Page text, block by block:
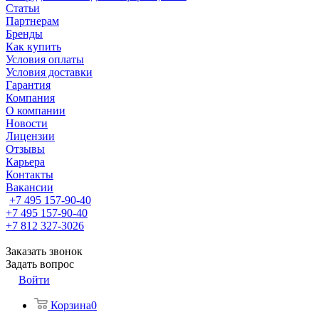
Статьи
Партнерам
Бренды
Как купить
Условия оплаты
Условия доставки
Гарантия
Компания
О компании
Новости
Лицензии
Отзывы
Карьера
Контакты
Вакансии
+7 495 157-90-40
+7 495 157-90-40
+7 812 327-3026
Заказать звонок
Задать вопрос
Войти
Корзина0